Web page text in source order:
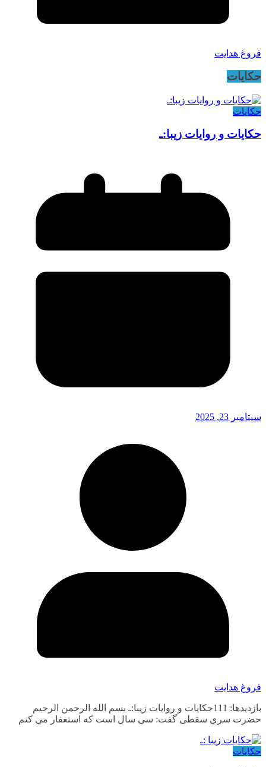
فروغ هدایت
حکایات
حکایات
حکایات و روایات زیبا:ـ
سپتامبر 23, 2025
فروغ هدایت
بازدیدها: 111حکایات و روایات زیبا:ـ بسم الله الرحمن الرحیم
حضرت سری سقطی گفت: سی سال است که استغفار می کنم
حکایات